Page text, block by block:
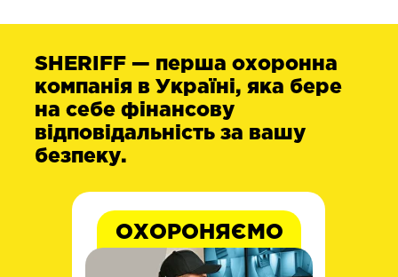
SHERIFF — перша охоронна
компанія в Україні, яка бере
на себе фінансову
відповідальність за вашу
безпеку.
ОХОРОНЯЄМО